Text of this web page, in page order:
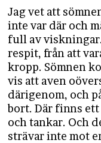
Jag vet att
inte var där och
full av
respit, från att
kropp. Sömnen
vis att aven
därigenom, och
bort. Där finns
och tankar. Och
strävar inte mot